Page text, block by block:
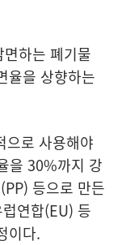
하는 폐기물
율을 상향하는
으로 사용해야
을 30%까지 강
등으로 만든
연합(EU) 등
이다.